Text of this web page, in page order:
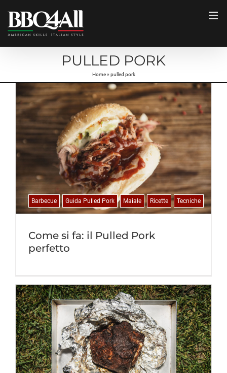
contenuto
PULLED PORK
Home» pulled pork
Come si fa: il Pulled Pork
perfetto
Barbecue Guida Pulled Pork Maiale Ricette Tecniche